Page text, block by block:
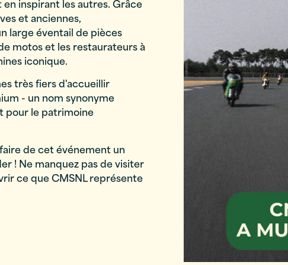
inspirant les autres. Grâce
et anciennes,
large éventail de pièces
motos et les restaurateurs à
iconique.
très fiers d'accueillir
- un nom synonyme
pour le patrimoine
de cet événement un
! Ne manquez pas de visiter
ce que CMSNL représente